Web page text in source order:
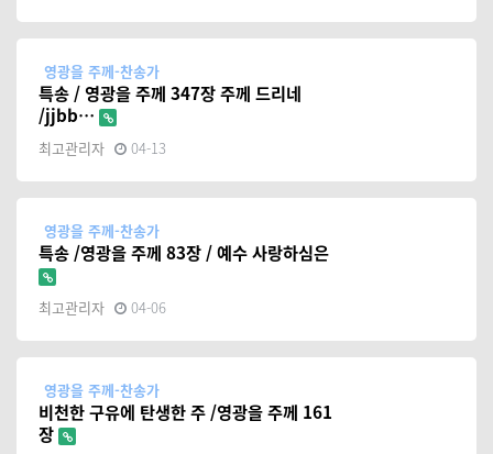
영광을 주께-찬송가
특송 / 영광을 주께 347장 주께 드리네
/jjbb…
최고관리자 04-13
영광을 주께-찬송가
특송 /영광을 주께 83장 / 예수 사랑하심은
최고관리자 04-06
영광을 주께-찬송가
비천한 구유에 탄생한 주 /영광을 주께 161
장